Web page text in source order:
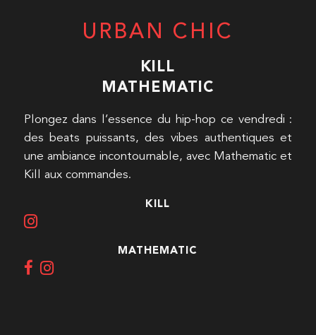
URBAN CHIC
KILL
MATHEMATIC
Plongez dans l’essence du hip-hop ce vendredi :
des beats puissants, des vibes authentiques et
une ambiance incontournable, avec Mathematic et
Kill aux commandes.
KILL
MATHEMATIC